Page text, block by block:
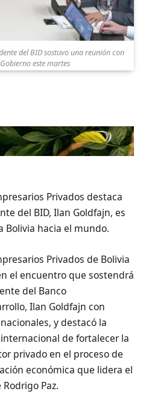
del BID sostuvo una reunión con
este martes
Privados destaca
del BID, Ilan Goldfajn, es
Bolivia hacia el mundo.
Privados de Bolivia
el encuentro que sostendrá
del Banco
Ilan Goldfajn con
y destacó la
de fortalecer la
privado en el proceso de
económica que lidera el
Paz.